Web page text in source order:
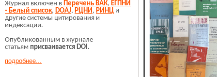
Журнал включен в Перечень ВАК, ЕГПНИ
- Белый список, DOAJ, РЦНИ, РИНЦ и
другие системы цитирования и
индексации.
Опубликованным в журнале
статьям присваивается DOI.
подробнее...